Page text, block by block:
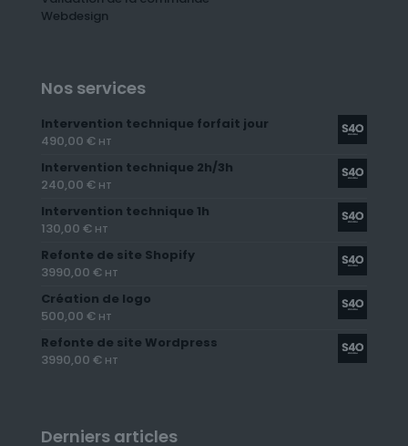
Webdesign
Nos services
Intervention technique forfait jour
490,00 € HT
Intervention technique 2h/3h
240,00 € HT
Intervention technique 1h
130,00 € HT
Refonte de site Shopify
3990,00 € HT
Création de logo
500,00 € HT
Refonte de site Wordpress
3990,00 € HT
Derniers articles